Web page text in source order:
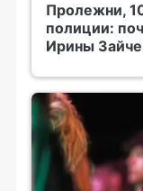
Пролежни,
полиции:
Ирины